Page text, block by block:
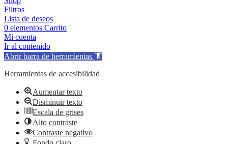
Filtros
Lista de deseos
0 elementos Carrito
Mi cuenta
Ir al contenido
Abrir barra de herramientas
Herramientas de accesibilidad
Aumentar texto
Disminuir texto
Escala de grises
Alto contraste
Contraste negativo